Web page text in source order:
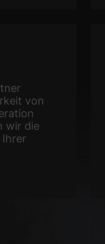
von
wir die